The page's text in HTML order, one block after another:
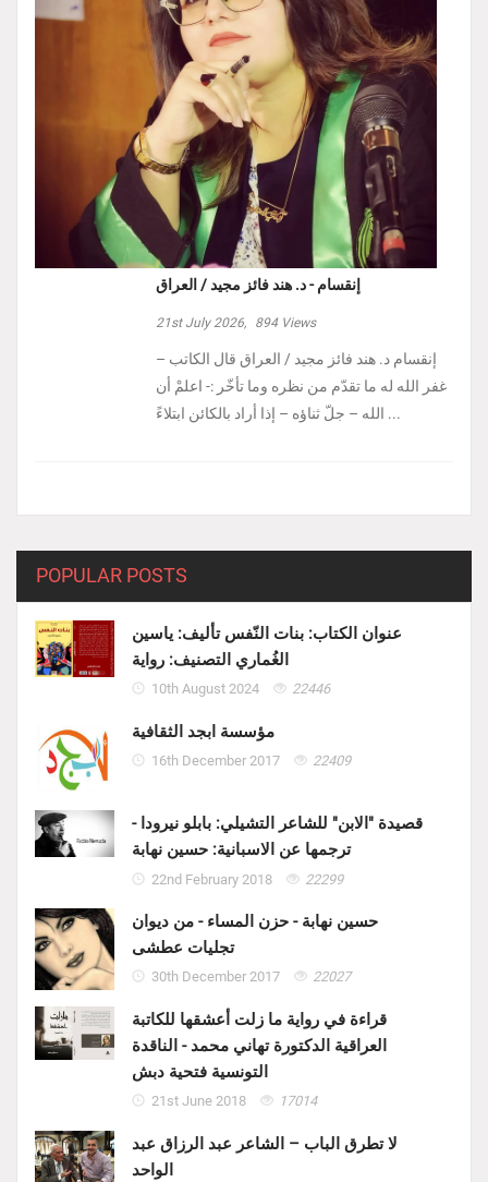
إنقسام - د. هند فائز مجيد / العراق
21st July 2026, 894Views
إنقسام د. هند فائز مجيد / العراق ‏قال الكاتب –
غفر الله له ما تقدّم من نظره وما تأخّر :- ‏اعلمْ أن
الله – جلّ ثناؤه – إذا أراد بالكائن ابتلاءً ...
POPULAR POSTS
عنوان الكتاب: بنات النّفس تأليف: ياسين
الغُماري التصنيف: رواية
10th August 2024 22446
مؤسسة ابجد الثقافية
16th December 2017 22409
قصيدة "الابن" للشاعر التشيلي: بابلو نيرودا -
ترجمها عن الاسبانية: حسين نهابة
22nd February 2018 22299
حسين نهابة - حزن المساء - من ديوان
تجليات عطشى
30th December 2017 22027
قراءة في رواية ما زلت أعشقها للكاتبة
العراقية الدكتورة تهاني محمد - الناقدة
التونسية فتحية دبش
21st June 2018 17014
لا تطرق الباب – الشاعر عبد الرزاق عبد
الواحد